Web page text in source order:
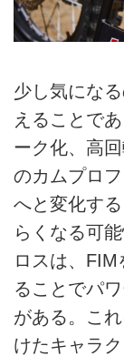
少し気にな
えることで
ーク化、高
のカムプロ
へと変化す
らくなる可
ロスは、
ることでパ
がある。こ
けたキャラ